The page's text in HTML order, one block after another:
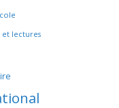
et lectures